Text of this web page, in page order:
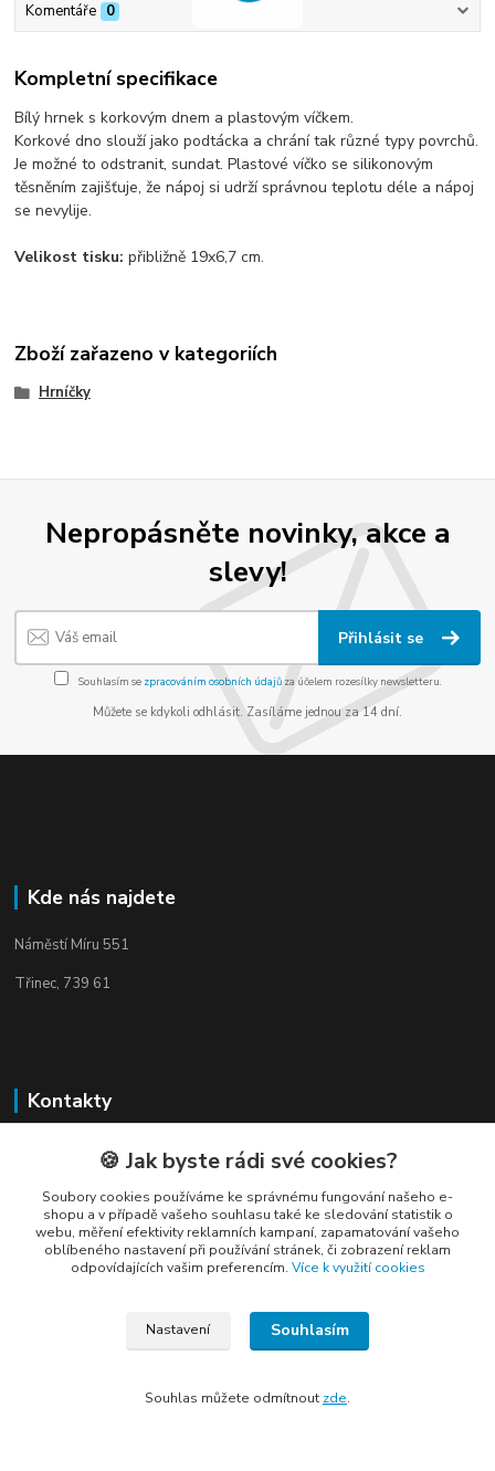
Komentáře 0
Kompletní specifikace
Bílý hrnek s korkovým dnem a plastovým víčkem.
Korkové dno slouží jako podtácka a chrání tak různé typy povrchů.
Je možné to odstranit, sundat. Plastové víčko se silikonovým
těsněním zajišťuje, že nápoj si udrží správnou teplotu déle a nápoj
se nevylije.
Velikost tisku: přibližně 19x6,7 cm.
Zboží zařazeno v kategoriích
Hrníčky
Nepropásněte novinky, akce a
slevy!
Přihlásit se
Souhlasím se zpracováním osobních údajůza účelem rozesílky newsletteru.
Můžete se kdykoli odhlásit. Zasíláme jednou za 14 dní.
Kde nás najdete
Náměstí Míru 551
Třinec, 739 61
Kontakty
Elogos
+420 775688827 +420 737670415
(Po-Pá, 9-16 hod.)
🍪 Jak byste rádi své cookies?
Soubory cookies používáme ke správnému fungování našeho e-
shopu a v případě vašeho souhlasu také ke sledování statistik o
webu, měření efektivity reklamních kampaní, zapamatování vašeho
oblíbeného nastavení při používání stránek, či zobrazení reklam
odpovídajících vašim preferencím. Více k využití cookies
Nastavení Souhlasím
Souhlas můžete odmítnout zde.